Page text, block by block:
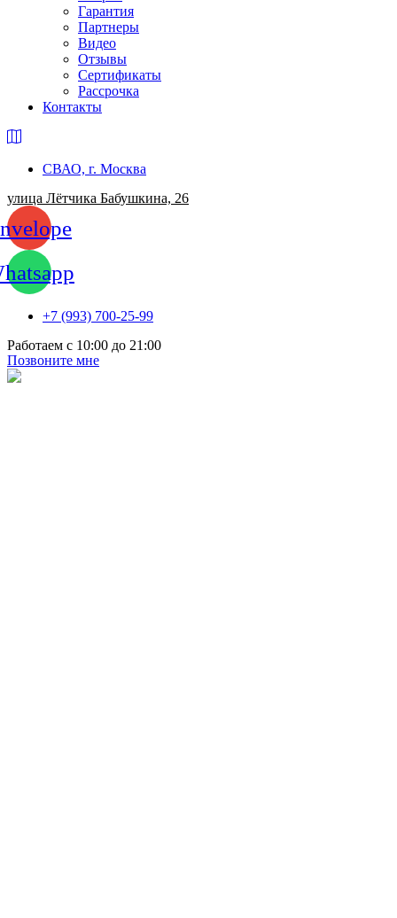
Гарантия
Партнеры
Видео
Отзывы
Сертификаты
Рассрочка
Контакты
СВАО, г. Москва
улица Лётчика Бабушкина, 26
+7 (993) 700-25-99
Работаем c 10:00 до 21:00
Позвоните мне